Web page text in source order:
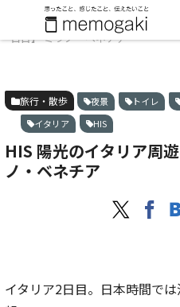
ホーム 旅行・散歩
日目】 ミラノ・ベネチア
旅行・散歩 夜景 トイレ
イタリア
HIS
HIS 陽光のイタリア周
ノ・ベネチア
イタリア2日目。日本時間で